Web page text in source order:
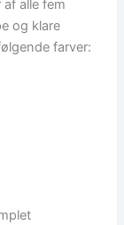
alle fem
og klare
farver: